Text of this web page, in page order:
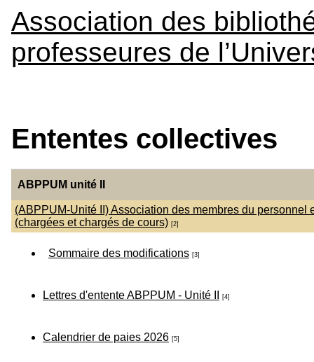
Association des
professeures de
Ententes collectives
ABPPUM unité
(ABPPUM-Unité II) Association des membres du personnel
(chargées et chargés de cours) [2]
Sommaire des modifications [3]
Lettres d'entente ABPPUM - Unité II [4]
Calendrier de paies 2026 [5]